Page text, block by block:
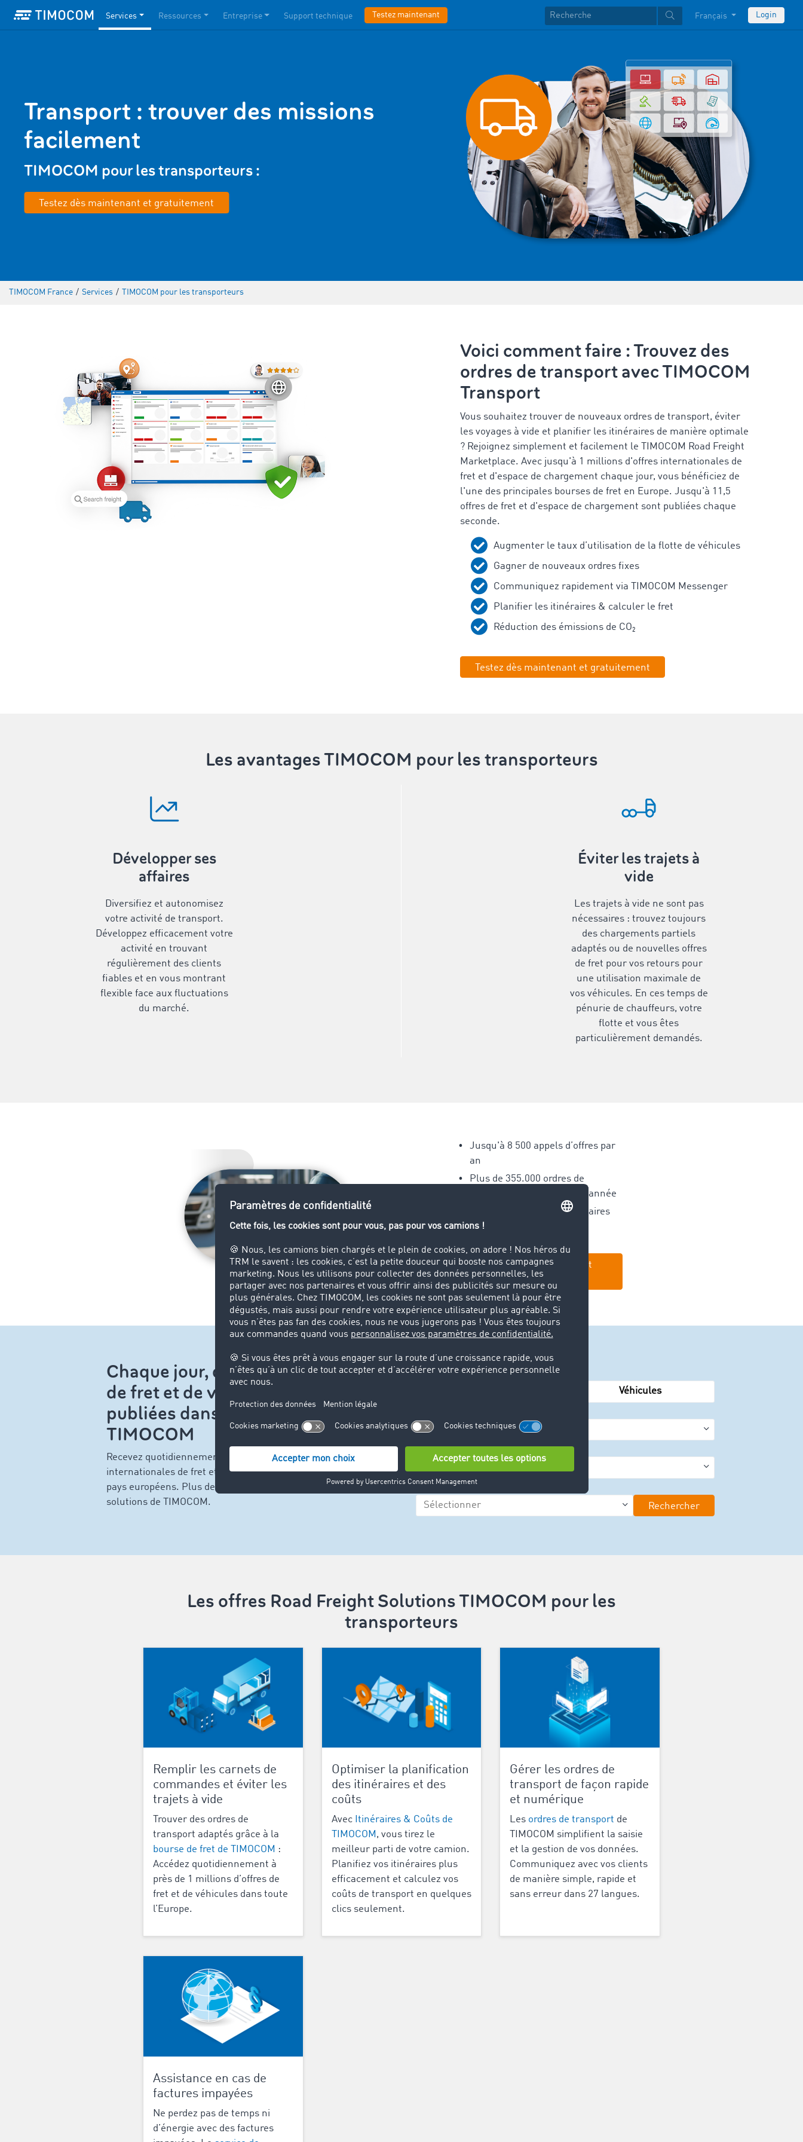
Services Ressources Entreprise Support technique Testez maintenant Français Login
Transport : trouver des missions
facilement
TIMOCOM pour les transporteurs :
Testez dès maintenant et gratuitement
TIMOCOM France / Services / TIMOCOM pour les transporteurs
Voici comment faire : Trouvez des
ordres de transport avec TIMOCOM
Transport
Vous souhaitez trouver de nouveaux ordres de transport, éviter
les voyages à vide et planifier les itinéraires de manière optimale
? Rejoignez simplement et facilement le TIMOCOM Road Freight
Marketplace. Avec jusqu'à 1 millions d'offres internationales de
fret et d'espace de chargement chaque jour, vous bénéficiez de
l'une des principales bourses de fret en Europe. Jusqu'à 11,5
offres de fret et d'espace de chargement sont publiées chaque
seconde.
Augmenter le taux d’utilisation de la flotte de véhicules
Gagner de nouveaux ordres fixes
Communiquez rapidement via TIMOCOM Messenger
Planifier les itinéraires & calculer le fret
Réduction des émissions de CO₂
Testez dès maintenant et gratuitement
Les avantages TIMOCOM pour les transporteurs
Développer ses
affaires
Diversifiez et autonomisez
votre activité de transport.
Développez efficacement votre
activité en trouvant
régulièrement des clients
fiables et en vous montrant
flexible face aux fluctuations
du marché.
Éviter les trajets à
vide
Les trajets à vide ne sont pas
nécessaires : trouvez toujours
des chargements partiels
adaptés ou de nouvelles offres
de fret pour vos retours pour
une utilisation maximale de
vos véhicules. En ces temps de
pénurie de chauffeurs, votre
flotte et vous êtes
particulièrement demandés.
Jusqu'à 8 500 appels d’offres par
an
Plus de 355.000 ordres de
chaque année
Plus de 40 millions d’itinéraires
calculés par an
Testez dès maintenant et
gratuitement
Chaque jour, de nouvelles offres
de fret et de véhicules sont
publiées dans la bourse de fret
TIMOCOM
Recevez quotidiennement jusqu’à 1 million d’offres
internationales de fret et de véhicules en provenance de 46
pays européens. Plus de 58 000 font déjà confiance aux
solutions de TIMOCOM.
Rechercher
Véhicules
Vers
Type de carrosserie
Rechercher
Les offres Road Freight Solutions TIMOCOM pour les
transporteurs
Remplir les carnets de
commandes et éviter les
trajets à vide
Trouver des ordres de
transport adaptés grâce à la
bourse de fret de TIMOCOM :
Accédez quotidiennement à
près de 1 millions d’offres de
fret et de véhicules dans toute
l’Europe.
Optimiser la planification
des itinéraires et des
coûts
Avec Itinéraires & Coûts de
TIMOCOM, vous tirez le
meilleur parti de votre camion.
Planifiez vos itinéraires plus
efficacement et calculez vos
coûts de transport en quelques
clics seulement.
Gérer les ordres de
transport de façon rapide
et numérique
Les ordres de transport de
TIMOCOM simplifient la saisie
et la gestion de vos données.
Communiquez avec vos clients
de manière simple, rapide et
sans erreur dans 27 langues.
Assistance en cas de
factures impayées
Ne perdez pas de temps ni
d’énergie avec des factures